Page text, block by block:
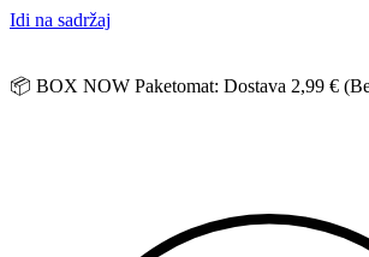
Idi na sadržaj
📦 BOX NOW Paketomat: Dostava 2,99 €